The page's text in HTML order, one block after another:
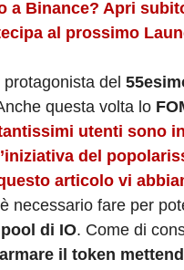
a Binance? Apri
al prossimo
protagonista del
questa volta lo
utenti sono
del
articolo vi
necessario fare per
di IO. Come di
il token